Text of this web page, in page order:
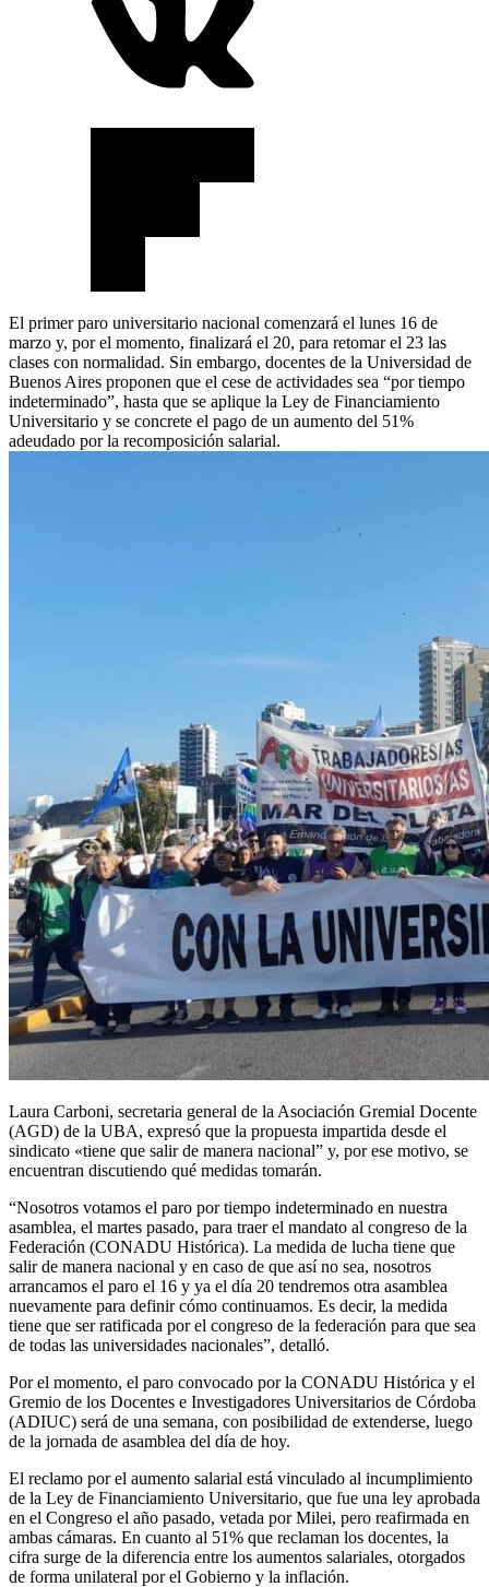
El primer paro universitario nacional comenzará el lunes 16 de
marzo y, por el momento, finalizará el 20, para retomar el 23 las
clases con normalidad. Sin embargo, docentes de la Universidad de
Buenos Aires proponen que el cese de actividades sea “por tiempo
indeterminado”, hasta que se aplique la Ley de Financiamiento
Universitario y se concrete el pago de un aumento del 51%
adeudado por la recomposición salarial.
Laura Carboni, secretaria general de la Asociación Gremial Docente
(AGD) de la UBA, expresó que la propuesta impartida desde el
sindicato «tiene que salir de manera nacional” y, por ese motivo, se
encuentran discutiendo qué medidas tomarán.
“Nosotros votamos el paro por tiempo indeterminado en nuestra
asamblea, el martes pasado, para traer el mandato al congreso de la
Federación (CONADU Histórica). La medida de lucha tiene que
salir de manera nacional y en caso de que así no sea, nosotros
arrancamos el paro el 16 y ya el día 20 tendremos otra asamblea
nuevamente para definir cómo continuamos. Es decir, la medida
tiene que ser ratificada por el congreso de la federación para que sea
de todas las universidades nacionales”, detalló.
Por el momento, el paro convocado por la CONADU Histórica y el
Gremio de los Docentes e Investigadores Universitarios de Córdoba
(ADIUC) será de una semana, con posibilidad de extenderse, luego
de la jornada de asamblea del día de hoy.
El reclamo por el aumento salarial está vinculado al incumplimiento
de la Ley de Financiamiento Universitario, que fue una ley aprobada
en el Congreso el año pasado, vetada por Milei, pero reafirmada en
ambas cámaras. En cuanto al 51% que reclaman los docentes, la
cifra surge de la diferencia entre los aumentos salariales, otorgados
de forma unilateral por el Gobierno y la inflación.